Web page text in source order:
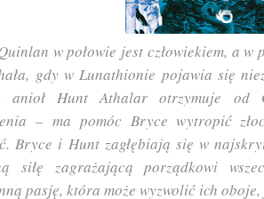
w połowie jest człowiekiem, a w
gdy w Lunathionie pojawia się
anioł Hunt Athalar otrzymuje od
– ma pomóc Bryce wytropić
Bryce i Hunt zagłębiają się w
siłę zagrażającą porządkowi
pasję, która może wyzwolić ich